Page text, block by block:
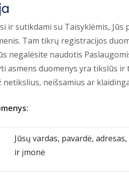
ir sutikdami su Taisyklėmis,
Tam tikrų registracijos
negalėsite naudotis
asmens duomenys yra tikslūs ir
netikslius, neišsamius ar
Jūsų vardas, pavardė,
ir įmonė